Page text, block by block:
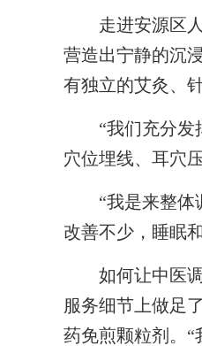
走进安源区人
营造出宁静的沉
有独立的艾灸、
“我们充分发挥
穴位埋线、耳穴
“我是来整体调
改善不少，睡眠
如何让中医调
服务细节上做足
药免煎颗粒剂。